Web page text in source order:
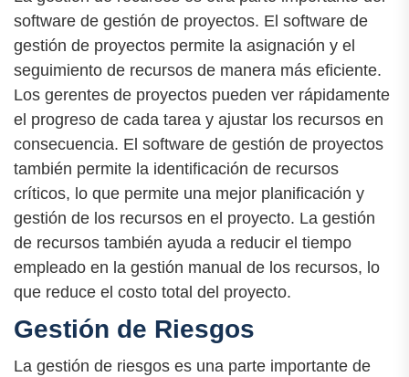
software de gestión de proyectos. El software de
gestión de proyectos permite la asignación y el
seguimiento de recursos de manera más eficiente.
Los gerentes de proyectos pueden ver rápidamente
el progreso de cada tarea y ajustar los recursos en
consecuencia. El software de gestión de proyectos
también permite la identificación de recursos
críticos, lo que permite una mejor planificación y
gestión de los recursos en el proyecto. La gestión
de recursos también ayuda a reducir el tiempo
empleado en la gestión manual de los recursos, lo
que reduce el costo total del proyecto.
Gestión de Riesgos
La gestión de riesgos es una parte importante de